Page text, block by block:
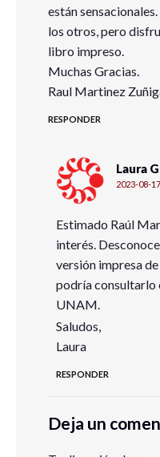
están
los otros, pero
libro impreso.
Muchas Gracias.
Raul Martinez
RESPONDER
Laura
2023-08-
Estimado Raúl
interés.
versión impresa
podría consultarlo
UNAM.
Saludos,
Laura
RESPONDER
Deja un